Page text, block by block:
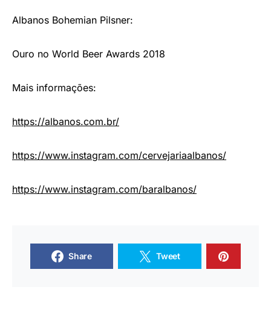
Albanos Bohemian Pilsner:
Ouro no World Beer Awards 2018
Mais informações:
https://albanos.com.br/
https://www.instagram.com/cervejariaalbanos/
https://www.instagram.com/baralbanos/
Share Tweet